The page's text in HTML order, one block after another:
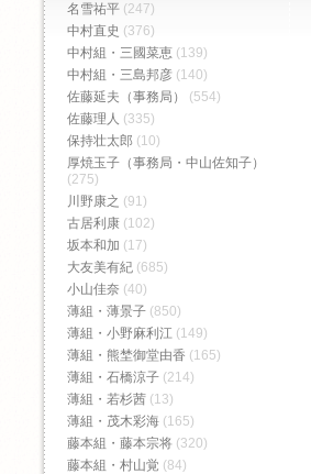
名雪祐平 (247)
中村直史 (376)
中村組・三國菜恵 (139)
中村組・三島邦彦 (140)
佐藤延夫（事務局）
(554)
佐藤理人 (335)
保持壮太郎 (10)
厚焼玉子（事務局・中山佐知子）
(275)
川野康之 (91)
古居利康 (102)
坂本和加 (17)
大友美有紀 (685)
小山佳奈 (40)
薄組・薄景子 (850)
薄組・小野麻利江 (149)
薄組・熊埜御堂由香 (165)
薄組・石橋涼子 (214)
薄組・若杉茜 (13)
薄組・茂木彩海 (165)
藤本組・藤本宗将 (320)
藤本組・村山覚 (84)